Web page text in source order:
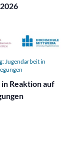
Reaktion auf
Jugendarbeit in